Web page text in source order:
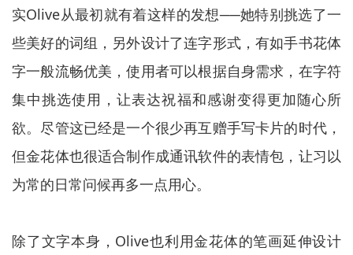
实Olive从最初就有着这样的发想──她特别挑选了一
些美好的词组，另外设计了连字形式，有如手书花体
字一般流畅优美，使用者可以根据自身需求，在字符
集中挑选使用，让表达祝福和感谢变得更加随心所
欲。尽管这已经是一个很少再互赠手写卡片的时代，
但金花体也很适合制作成通讯软件的表情包，让习以
为常的日常问候再多一点用心。
除了文字本身，Olive也利用金花体的笔画延伸设计